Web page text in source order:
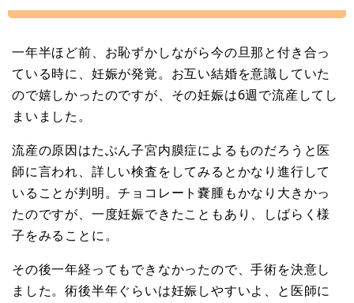
一年半ほど前、お恥ずかしながら今の旦那と付き合っ
ている時に、妊娠が発覚。お互い結婚を意識していた
ので嬉しかったのですが、その妊娠は6週で流産してし
まいました。
流産の原因はたぶん子宮内膜症によるものだろうと医
師に言われ、詳しい検査をしてみるとかなり進行して
いることが判明。チョコレート嚢腫もかなり大きかっ
たのですが、一度妊娠できたこともあり、しばらく様
子をみることに。
その後一年経ってもできなかったので、手術を決意し
ました。術後半年ぐらいは妊娠しやすいよ、と医師に